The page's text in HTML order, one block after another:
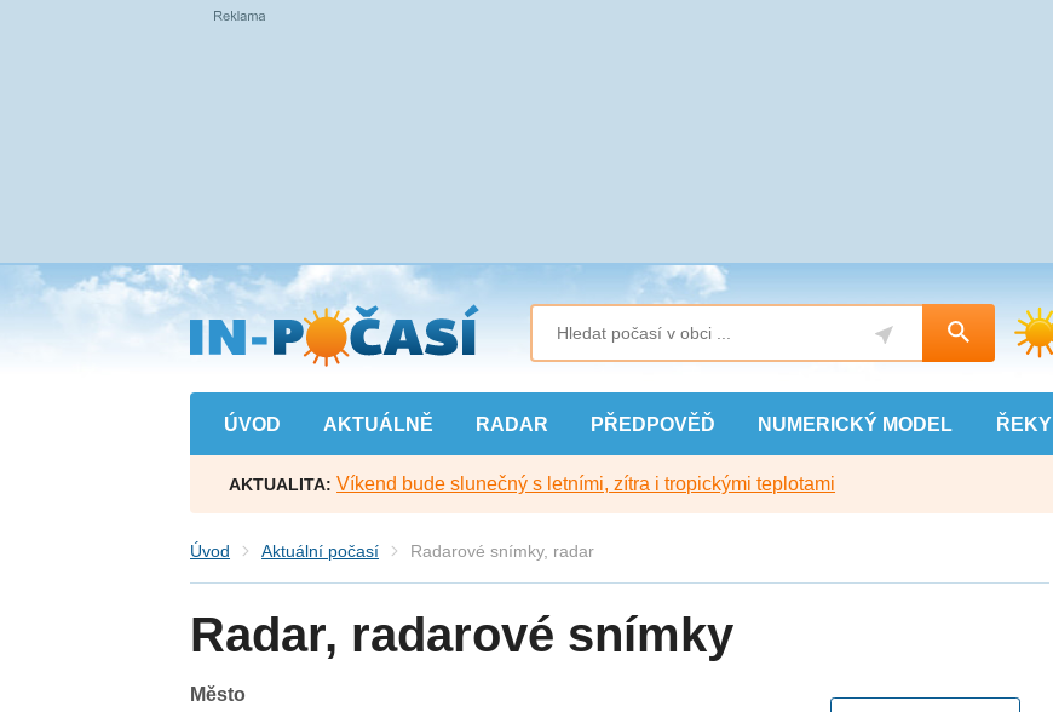
Přejít
na
hlavní
obsah
ÚVOD AKTUÁLNĚ RADAR PŘEDPOVĚĎ NUMERICKÝ MODEL ŘEKY
AKTUALITA: Víkend bude slunečný s letními, zítra i tropickými teplotami
Úvod Aktuální počasí Radarové snímky, radar
Radar, radarové snímky
Město